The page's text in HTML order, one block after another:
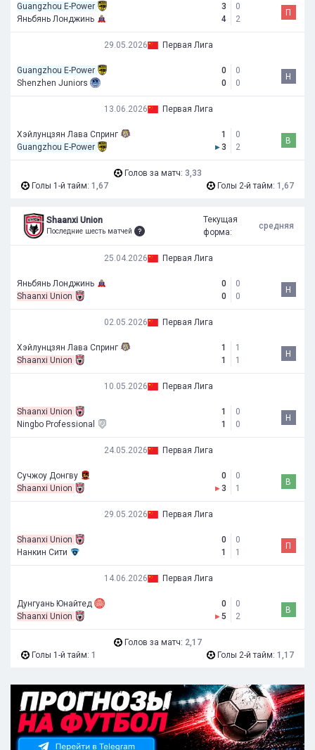
Guangzhou E-Power
Яньбянь Лонджинь
3
4
0
2
П
29.05.2026 Первая Лига
Guangzhou E-Power
Shenzhen Juniors
0
0
0
0
Н
13.06.2026 Первая Лига
Хэйлунцзян Лава Спринг
Guangzhou E-Power
1
▸3
0
2
В
Голов за матч: 3,33
Голы 1-й тайм: 1,67 Голы 2-й тайм: 1,67
Shaanxi Union
Последние шесть матчей
Текущая
форма:
средняя
25.04.2026 Первая Лига
Яньбянь Лонджинь
Shaanxi Union
0
0
0
0
Н
02.05.2026 Первая Лига
Хэйлунцзян Лава Спринг
Shaanxi Union
1
1
1
1
Н
10.05.2026 Первая Лига
Shaanxi Union
Ningbo Professional
1
1
0
0
Н
24.05.2026 Первая Лига
Сучжоу Донгву
Shaanxi Union
0
▸3
0
1
В
29.05.2026 Первая Лига
Shaanxi Union
Нанкин Сити
0
1
0
1
П
14.06.2026 Первая Лига
Дунгуань Юнайтед
Shaanxi Union
0
▸5
0
2
В
Голов за матч: 2,17
Голы 1-й тайм: 1 Голы 2-й тайм: 1,17